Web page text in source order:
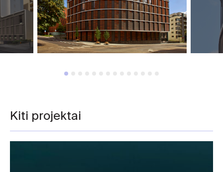
Kiti projektai